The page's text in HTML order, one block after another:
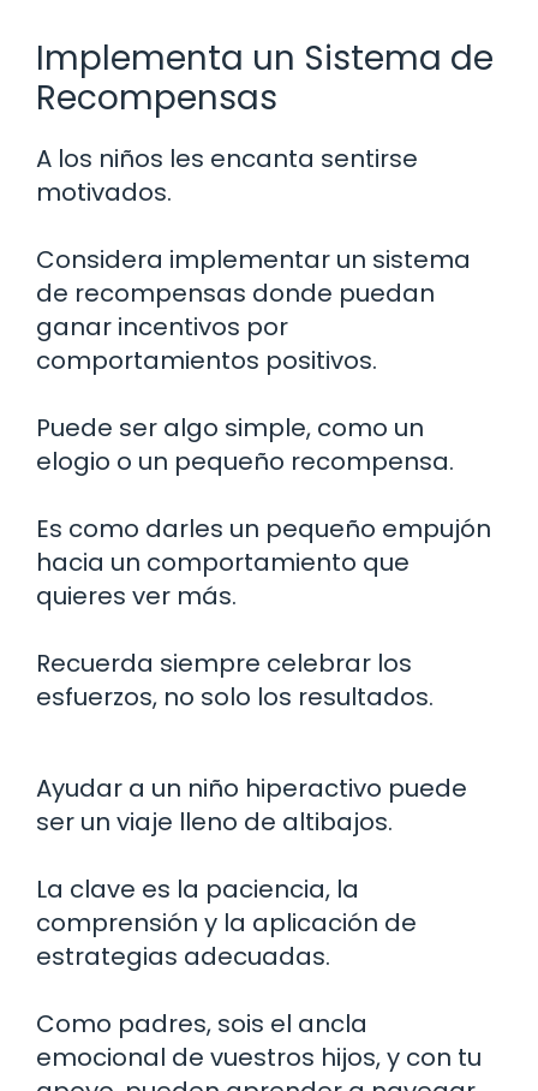
Implementa un Sistema de
Recompensas
A los niños les encanta sentirse
motivados.
Considera implementar un sistema
de recompensas donde puedan
ganar incentivos por
comportamientos positivos.
Puede ser algo simple, como un
elogio o un pequeño recompensa.
Es como darles un pequeño empujón
hacia un comportamiento que
quieres ver más.
Recuerda siempre celebrar los
esfuerzos, no solo los resultados.
Ayudar a un niño hiperactivo puede
ser un viaje lleno de altibajos.
La clave es la paciencia, la
comprensión y la aplicación de
estrategias adecuadas.
Como padres, sois el ancla
emocional de vuestros hijos, y con tu